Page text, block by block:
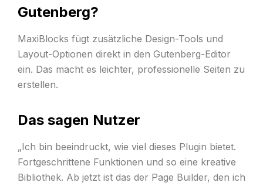
Gutenberg?
MaxiBlocks fügt zusätzliche Design-Tools und
Layout-Optionen direkt in den Gutenberg-Editor
ein. Das macht es leichter, professionelle Seiten zu
erstellen.
Das sagen Nutzer
„Ich bin beeindruckt, wie viel dieses Plugin bietet.
Fortgeschrittene Funktionen und so eine kreative
Bibliothek. Ab jetzt ist das der Page Builder, den ich